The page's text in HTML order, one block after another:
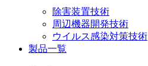
除害装置技術
周辺機器開発技術
ウイルス感染対策技術
製品一覧